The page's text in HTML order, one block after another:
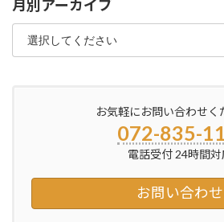
月別アーカイブ
お気軽にお問い合わせく
072-835-
電話受付 24時間対
お問い合わせ